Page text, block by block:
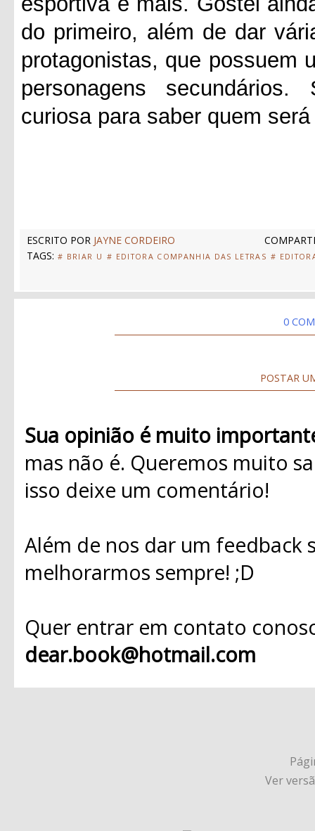
do primeiro, além de dar
protagonistas, que possuem
personagens secundários.
curiosa para saber quem
ESCRITO POR JAYNE CORDEIRO
TAGS: # BRIAR U # EDITORA COMPANHIA DAS LETRAS #
0
POSTAR
Sua opinião é muito
mas não é. Queremos muito
isso deixe um comentário!
Além de nos dar um
melhorarmos sempre! ;D
Quer entrar em contato
dear.book@hotmail.com
Ver